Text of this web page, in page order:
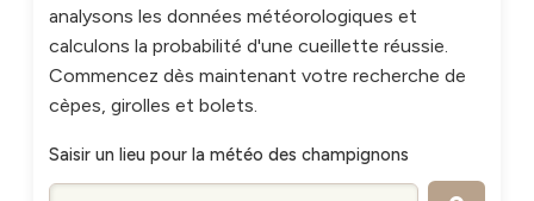
analysons les données météorologiques et
calculons la probabilité d'une cueillette réussie.
Commencez dès maintenant votre recherche de
cèpes, girolles et bolets.
Saisir un lieu pour la météo des champignons